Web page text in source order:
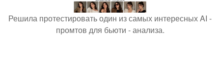
Решила протестировать один из самых интересных AI -
промтов для бьюти - анализа.